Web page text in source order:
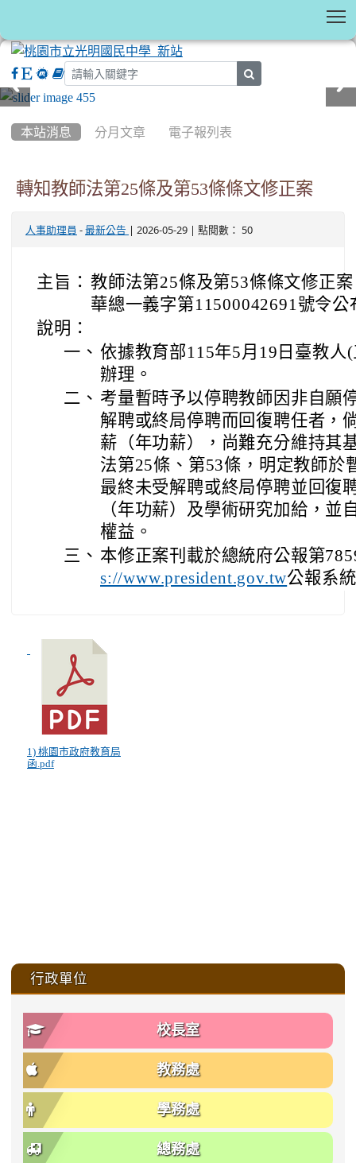
本站消息 分月文章 電子報列表
轉知教師法第25條及第53條條文修正案
人事助理員 - 最新公告 | 2026-05-29 | 點閱數： 50
主旨： 教師法第25條及第53條條文修正
華總一義字第11500042691號令
說明：
一、 依據教育部115年5月19日臺教人
辦理。
二、 考量暫時予以停聘教師因非自願
解聘或終局停聘而回復聘任者，
薪（年功薪），尚難充分維持其
法第25條、第53條，明定教師於
最終未受解聘或終局停聘並回復
（年功薪）及學術研究加給，並
權益。
三、 本修正案刊載於總統府公報第
s://www.president.gov.tw公報系
1) 桃園市政府教育局
函.pdf
::: 行政單位
校長室
教務處
學務處
總務處